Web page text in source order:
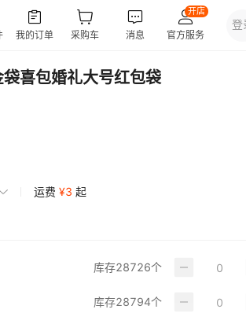
喜包婚礼大号红包袋
运费 ¥3 起
库存28726个
库存28794个